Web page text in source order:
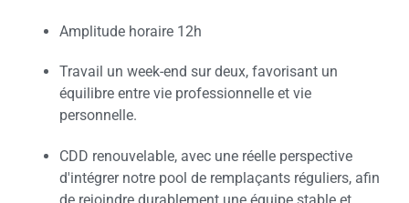
Amplitude horaire 12h
Travail un week-end sur deux, favorisant un
équilibre entre vie professionnelle et vie
personnelle.
CDD renouvelable, avec une réelle perspective
d'intégrer notre pool de remplaçants réguliers, afin